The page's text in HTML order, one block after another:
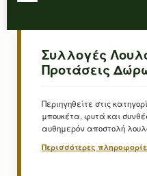
Συλλογές
Προτάσεις
Περιηγηθείτε στις
μπουκέτα, φυτά και
αυθημερόν αποστολή
Περισσότερες